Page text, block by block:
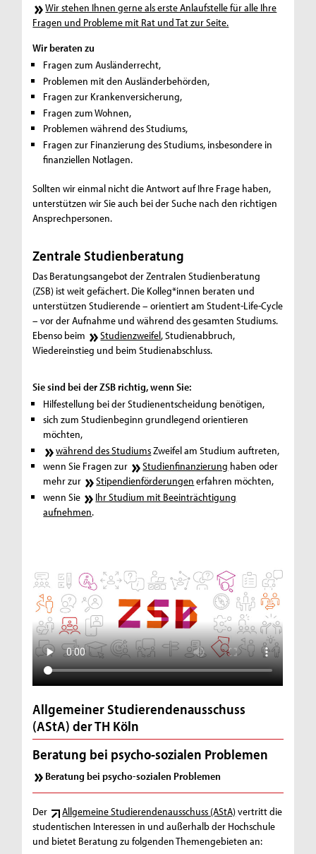
Wir stehen Ihnen gerne als erste Anlaufstelle für alle Ihre
Fragen und Probleme mit Rat und Tat zur Seite.
Wir beraten zu
Fragen zum Ausländerrecht,
Problemen mit den Ausländerbehörden,
Fragen zur Krankenversicherung,
Fragen zum Wohnen,
Problemen während des Studiums,
Fragen zur Finanzierung des Studiums, insbesondere in
finanziellen Notlagen.
Sollten wir einmal nicht die Antwort auf Ihre Frage haben,
unterstützen wir Sie auch bei der Suche nach den richtigen
Ansprechpersonen.
Zentrale Studienberatung
Das Beratungsangebot der Zentralen Studienberatung
(ZSB) ist weit gefächert. Die Kolleg*innen beraten und
unterstützen Studierende – orientiert am Student-Life-Cycle
– vor der Aufnahme und während des gesamten Studiums.
Ebenso beim
Studienzweifel, Studienabbruch,
Wiedereinstieg und beim Studienabschluss.
Sie sind bei der ZSB richtig, wenn Sie:
Hilfestellung bei der Studienentscheidung benötigen,
sich zum Studienbeginn grundlegend orientieren
möchten,
während des StudiumsZweifel am Studium auftreten,
wenn Sie Fragen zur
Studienfinanzierung haben oder
mehr zur
Stipendienförderungen erfahren möchten,
wenn Sie
Ihr Studium mit Beeinträchtigung
aufnehmen.
Allgemeiner Studierendenausschuss
(AStA) der TH Köln
Beratung bei psycho-sozialen Problemen
Beratung bei psycho-sozialen Problemen
Der Allgemeine Studierendenausschuss (AStA)vertritt die
studentischen Interessen in und außerhalb der Hochschule
und bietet Beratung zu folgenden Themengebieten an: